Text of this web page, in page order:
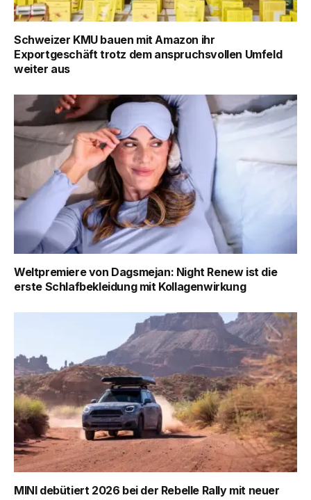
Schweizer KMU bauen mit Amazon ihr
Exportgeschäft trotz dem anspruchsvollen Umfeld
weiter aus
Weltpremiere von Dagsmejan: Night Renew ist die
erste Schlafbekleidung mit Kollagenwirkung
MINI debütiert 2026 bei der Rebelle Rally mit neuer